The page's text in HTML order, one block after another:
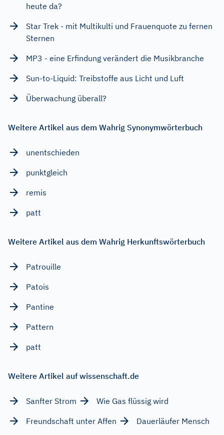
heute da?
Star Trek - mit Multikulti und Frauenquote zu fernen
Sternen
MP3 - eine Erfindung verändert die Musikbranche
Sun-to-Liquid: Treibstoffe aus Licht und Luft
Überwachung überall?
Weitere Artikel aus dem Wahrig Synonymwörterbuch
unentschieden
punktgleich
remis
patt
Weitere Artikel aus dem Wahrig Herkunftswörterbuch
Patrouille
Patois
Pantine
Pattern
patt
Weitere Artikel auf wissenschaft.de
Sanfter Strom
Wie Gas flüssig wird
Freundschaft unter Affen
Dauerläufer Mensch